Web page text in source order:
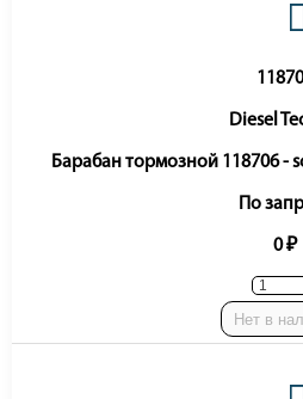
Diesel
Барабан тормозной 118706 -
По
0 ₽
Нет в